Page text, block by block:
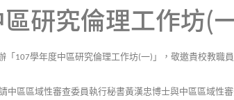
研究倫理工作坊(一
「107學年度中區研究倫理工作坊(一) 」，敬邀貴校教職
區區域性審查委員執行秘書黃漢忠博士與中區區域性